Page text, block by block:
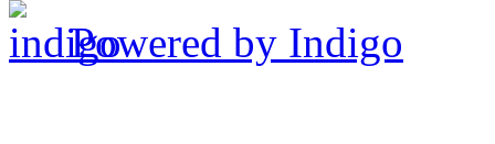
Powered by Indigo